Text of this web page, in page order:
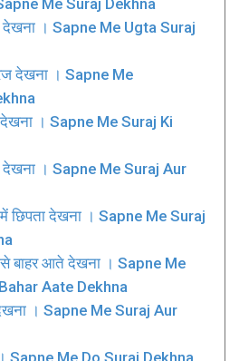
। Sapne Me Ugta Suraj
देखना । Sapne Me
। Sapne Me Suraj Ki
देखना । Sapne Me Suraj Aur
छिपता देखना । Sapne Me Suraj
बाहर आते देखना । Sapne Me
Aate Dekhna
। Sapne Me Suraj Aur
Sapne Me Do Suraj Dekhna